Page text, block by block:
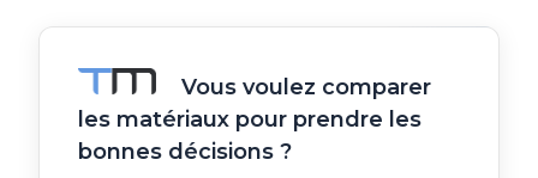
Vous voulez comparer
les matériaux pour prendre les
bonnes décisions ?